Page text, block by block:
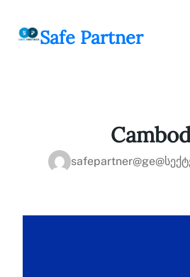
გადასვლაSafe Partner
safepartner@ge@